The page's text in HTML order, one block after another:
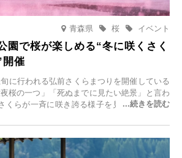
青森県 イベント
桜
園で桜が楽しめる“冬に咲くさく
開催
に行われる弘前さくらまつりを開催している
桜の一つ」「死ぬまでに見たい絶景」と言わ
くらが一斉に咲き誇る様子を見に、世界中か
(土)の期間、「冬に咲くさくらライトアップ」